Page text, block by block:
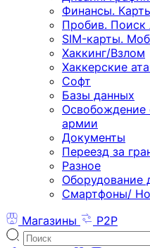
Финансы.
Пробив.
SIM-карты.
Хаккинг/Взлом
Хаккерские
Софт
Базы данных
Освобождение
армии
Документы
Переезд за
Разное
Оборудование
Смартфоны/
Магазины
P2P